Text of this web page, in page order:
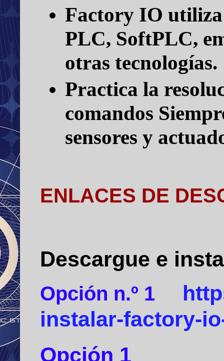
Factory IO
PLC, SoftPLC,
otras tecnologías.
Practica la
comandos
sensores y
ENLACES DE
Descargue e
Opción n.º 1
instalar-factory-
Opción 1